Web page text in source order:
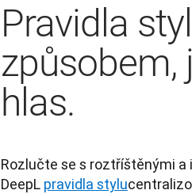
Pravidla
způsobem,
hlas.
Rozlučte se s roztříštěnými
DeepL pravidla stylu